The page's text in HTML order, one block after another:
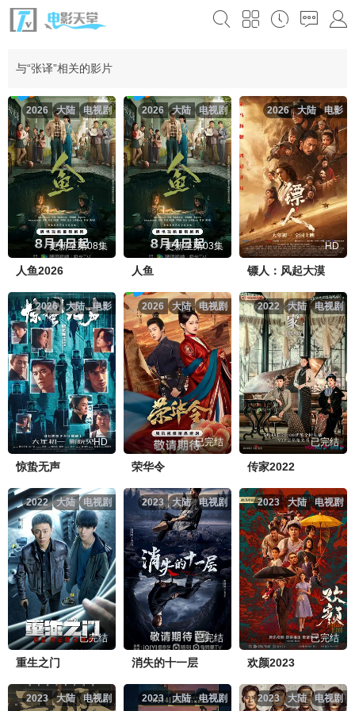
与“张译”相关的影片
电视剧
大陆
2026
更新至第08集
人鱼2026
电视剧
大陆
2026
更新至第03集
人鱼
电影
大陆
2026
HD
镖人：风起大漠
电影
大陆
2026
HD
惊蛰无声
电视剧
大陆
2026
已完结
荣华令
电视剧
大陆
2022
已完结
传家2022
电视剧
大陆
2022
已完结
重生之门
电视剧
大陆
2023
已完结
消失的十一层
电视剧
大陆
2023
已完结
欢颜2023
电视剧
大陆
2023 电视剧
大陆
2023 电视剧
大陆
2023